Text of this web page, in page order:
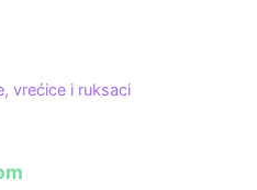
vrećice i ruksaci